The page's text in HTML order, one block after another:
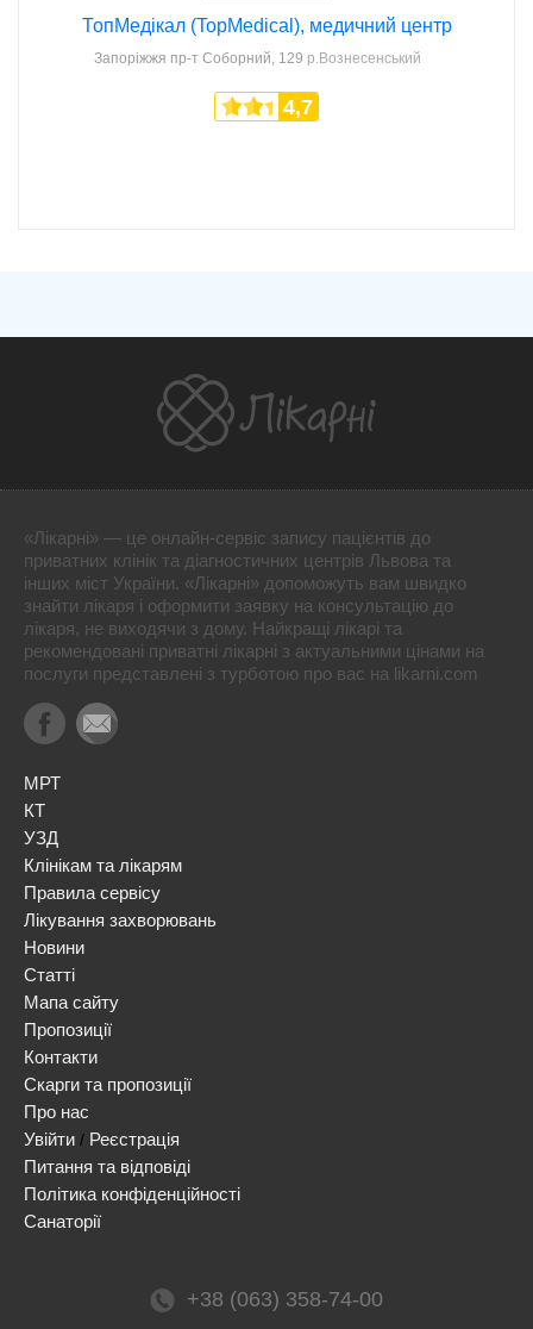
ТопМедікал (TopMedical), медичний центр
Запоріжжя пр-т Соборний, 129 р.Вознесенський
4,7
«Лікарні» — це онлайн-сервіс запису пацієнтів до
приватних клінік та діагностичних центрів Львова та
інших міст України. «Лікарні» допоможуть вам швидко
знайти лікаря і оформити заявку на консультацію до
лікаря, не виходячи з дому. Найкращі лікарі та
рекомендовані приватні лікарні з актуальними цінами на
послуги представлені з турботою про вас на likarni.com
МРТ
КТ
УЗД
Клінікам та лікарям
Правила сервісу
Лікування захворювань
Новини
Статті
Мапа сайту
Пропозиції
Контакти
Скарги та пропозиції
Про нас
Увійти / Реєстрація
Питання та відповіді
Політика конфіденційності
Санаторії
+38 (063) 358-74-00